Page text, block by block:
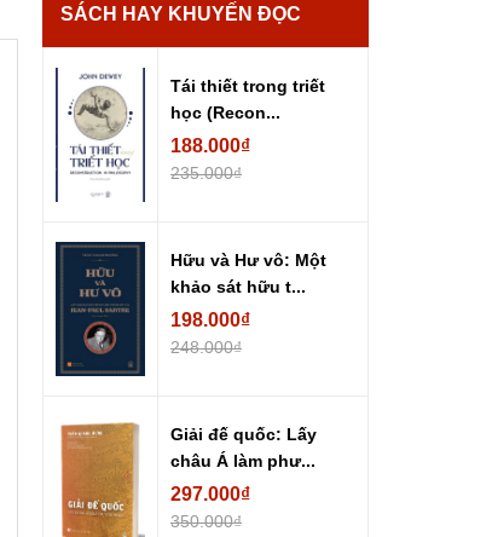
SÁCH HAY KHUYẾN ĐỌC
Tái thiết trong triết
học (Recon...
188.000₫
235.000₫
Hữu và Hư vô: Một
khảo sát hữu t...
198.000₫
248.000₫
Giải đế quốc: Lấy
châu Á làm phư...
297.000₫
350.000₫